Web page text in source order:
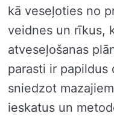
kā veseļoties no
veidnes un rīkus,
atveseļošanas
parasti ir papildus
sniedzot
ieskatus un